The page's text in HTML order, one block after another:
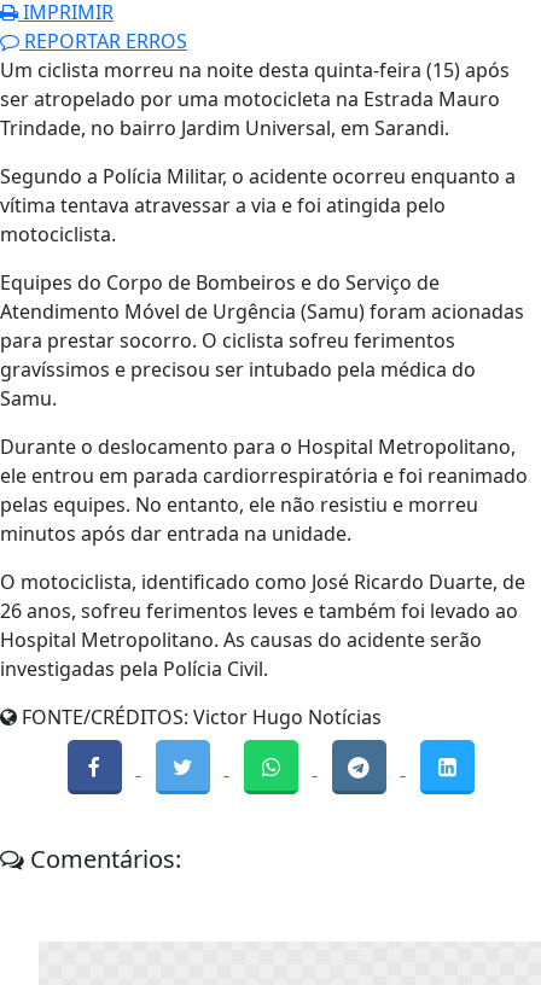
IMPRIMIR
REPORTAR ERROS
Um ciclista morreu na noite desta quinta-feira (15) após
ser atropelado por uma motocicleta na Estrada Mauro
Trindade, no bairro Jardim Universal, em Sarandi.
Segundo a Polícia Militar, o acidente ocorreu enquanto a
vítima tentava atravessar a via e foi atingida pelo
motociclista.
Equipes do Corpo de Bombeiros e do Serviço de
Atendimento Móvel de Urgência (Samu) foram acionadas
para prestar socorro. O ciclista sofreu ferimentos
gravíssimos e precisou ser intubado pela médica do
Samu.
Durante o deslocamento para o Hospital Metropolitano,
ele entrou em parada cardiorrespiratória e foi reanimado
pelas equipes. No entanto, ele não resistiu e morreu
minutos após dar entrada na unidade.
O motociclista, identificado como José Ricardo Duarte, de
26 anos, sofreu ferimentos leves e também foi levado ao
Hospital Metropolitano. As causas do acidente serão
investigadas pela Polícia Civil.
FONTE/CRÉDITOS: Victor Hugo Notícias
Comentários: